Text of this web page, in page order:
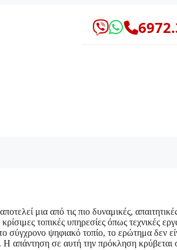
μια από τις πιο δυναμικές,
τοπικές υπηρεσίες όπως τεχνικές
ψηφιακό τοπίο, το ερώτημα δεν
Η απάντηση σε αυτή την πρόκληση